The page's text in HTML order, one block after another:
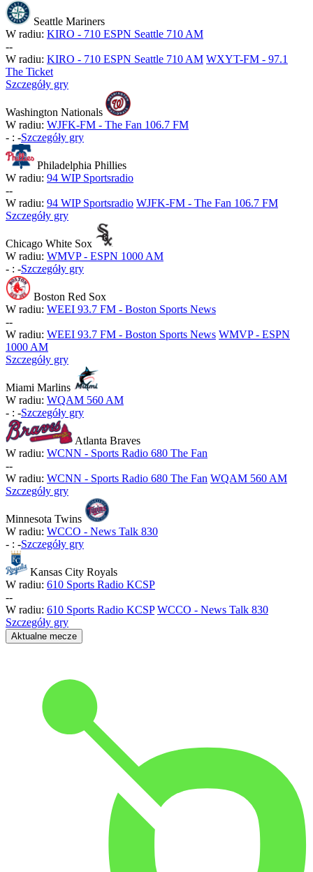
Seattle Mariners
W radiu: KIRO - 710 ESPN Seattle 710 AM
--
W radiu: KIRO - 710 ESPN Seattle 710 AM WXYT-FM - 97.1
The Ticket
Szczegóły gry
Washington Nationals
W radiu: WJFK-FM - The Fan 106.7 FM
- : -Szczegóły gry
Philadelphia Phillies
W radiu: 94 WIP Sportsradio
--
W radiu: 94 WIP Sportsradio WJFK-FM - The Fan 106.7 FM
Szczegóły gry
Chicago White Sox
W radiu: WMVP - ESPN 1000 AM
- : -Szczegóły gry
Boston Red Sox
W radiu: WEEI 93.7 FM - Boston Sports News
--
W radiu: WEEI 93.7 FM - Boston Sports News WMVP - ESPN
1000 AM
Szczegóły gry
Miami Marlins
W radiu: WQAM 560 AM
- : -Szczegóły gry
Atlanta Braves
W radiu: WCNN - Sports Radio 680 The Fan
--
W radiu: WCNN - Sports Radio 680 The Fan WQAM 560 AM
Szczegóły gry
Minnesota Twins
W radiu: WCCO - News Talk 830
- : -Szczegóły gry
Kansas City Royals
W radiu: 610 Sports Radio KCSP
--
W radiu: 610 Sports Radio KCSP WCCO - News Talk 830
Szczegóły gry
Aktualne mecze